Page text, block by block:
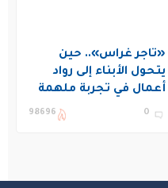
«تاجر غراس».. حين
يتحول الأبناء إلى رواد
أعمال في تجربة ملهمة
بنادي غراس الصيفي
0
98696